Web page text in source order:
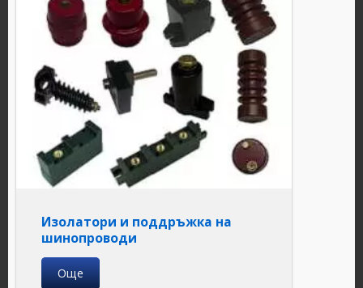
Изолатори и поддръжка на
шинопроводи
Още